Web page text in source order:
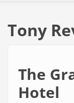
Tony
The
Hotel